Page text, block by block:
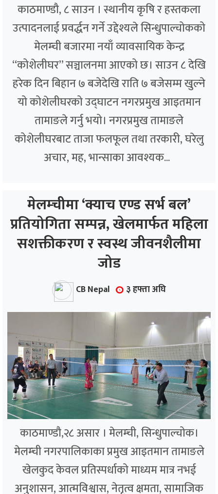
काठमाण्डौ, ८ साउन । स्थानीय कृषि र हस्तकला
उत्पादनलाई प्रवर्द्धन गर्ने उद्देश्यले सिन्धुपाल्चोकको
मेलम्ची बजारमा नयाँ व्यावसायिक केन्द्र
“कोशेलीघर” सञ्चालनमा आएको छ। साउन ८ देखि
हरेक दिन बिहान ७ बजेदेखि राति ७ बजेसम्म खुल्ने
यो कोशेलीघरको उद्घाटन नगरप्रमुख आइतमान
तामाङले गर्नु भयो। नगरप्रमुख तामाङले
कोशेलीघरबाट ताजा फलफूल तथा तरकारी, घरेलु
अचार, मह, भान्साका आवश्यक...
मेलम्चीमा ‘क्याच एण्ड सर्भ बल’
प्रतियोगिता सम्पन्न, खेलमार्फत महिला
सशक्तीकरण र स्वस्थ जीवनशैलीमा
जोड
CB Nepal ३ हफ्ता अघि
काठमाण्डौ,२८ असार । मेलम्ची, सिन्धुपाल्चोक।
मेलम्ची नगरपालिकाका प्रमुख आइतमान तामाङले
खेलकुद केवल प्रतिस्पर्धाको माध्यम मात्र नभई
अनुशासन, आत्मविश्वास, नेतृत्व क्षमता, सामाजिक